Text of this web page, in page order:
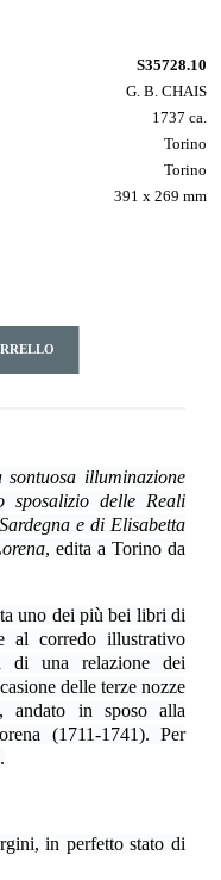
S35728.10
G. B. CHAIS
1737 ca.
Torino
Torino
391 x 269 mm
sontuosa illuminazione
delle Reali
e di Elisabetta
, edita a Torino da
uno dei più bei libri di
al corredo illustrativo
di una relazione dei
delle terze nozze
andato in sposo alla
(1711-1741). Per
in perfetto stato di